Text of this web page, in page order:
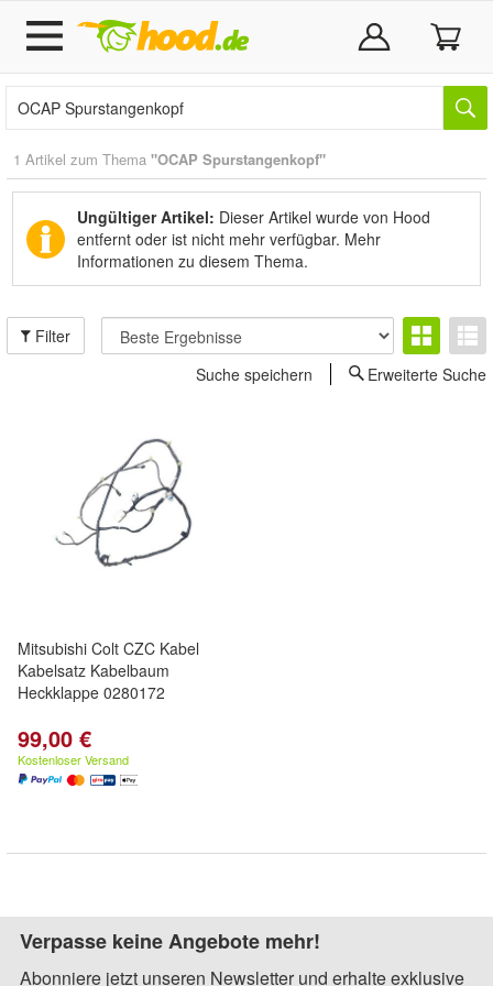
1 Artikel zum Thema "OCAP Spurstangenkopf"
Ungültiger Artikel: Dieser Artikel wurde von Hood
entfernt oder ist nicht mehr verfügbar. Mehr
Informationen zu diesem Thema.
Filter
Suche speichern
Erweiterte Suche
Mitsubishi Colt CZC Kabel
Kabelsatz Kabelbaum
Heckklappe 0280172
99,00 €
Kostenloser Versand
Verpasse keine Angebote mehr!
Abonniere jetzt unseren Newsletter und erhalte exklusive